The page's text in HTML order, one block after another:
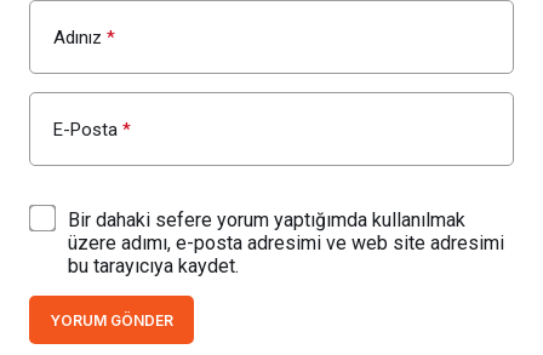
Adınız *
E-Posta *
Bir dahaki sefere yorum yaptığımda kullanılmak
üzere adımı, e-posta adresimi ve web site adresimi
bu tarayıcıya kaydet.
YORUM GÖNDER